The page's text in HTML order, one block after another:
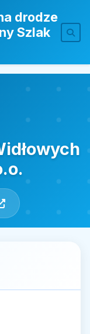
drodze
Szlak